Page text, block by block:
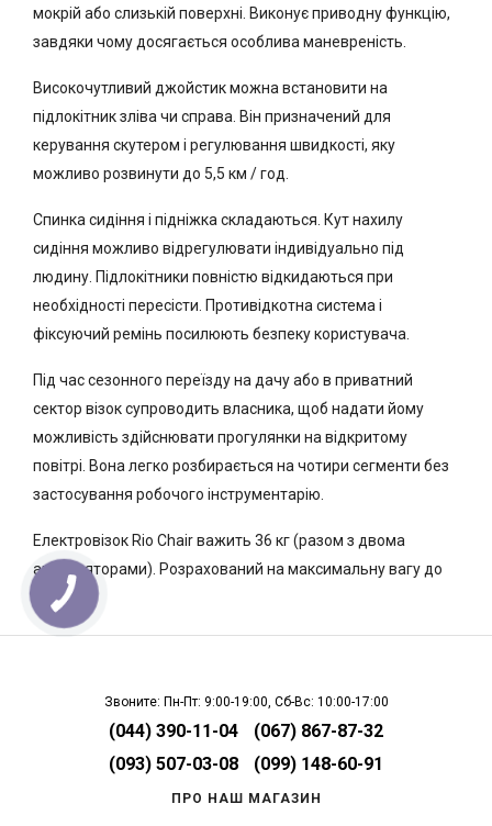
мокрій або слизькій поверхні. Виконує приводну функцію,
завдяки чому досягається особлива маневреність.
Високочутливий джойстик можна встановити на
підлокітник зліва чи справа. Він призначений для
керування скутером і регулювання швидкості, яку
можливо розвинути до 5,5 км / год.
Спинка сидіння і підніжка складаються. Кут нахилу
сидіння можливо відрегулювати індивідуально під
людину. Підлокітники повністю відкидаються при
необхідності пересісти. Противідкотна система і
фіксуючий ремінь посилюють безпеку користувача.
Під час сезонного переїзду на дачу або в приватний
сектор візок супроводить власника, щоб надати йому
можливість здійснювати прогулянки на відкритому
повітрі. Вона легко розбирається на чотири сегменти без
застосування робочого інструментарію.
Електровізок Rio Chair важить 36 кг (разом з двома
акумуляторами). Розрахований на максимальну вагу до
113 кг.
Звоните: Пн-Пт: 9:00-19:00, Сб-Вс: 10:00-17:00
(044) 390-11-04
(067) 867-87-32
(093) 507-03-08
(099) 148-60-91
ПРО НАШ МАГАЗИН